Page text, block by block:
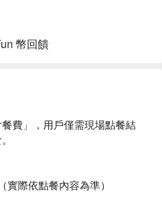
幣回饋
費」，用戶僅需現場點餐結
際依點餐內容為準）